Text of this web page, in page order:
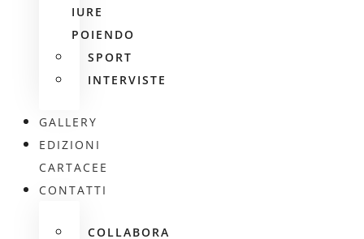
IURE
POIENDO
SPORT
INTERVISTE
GALLERY
EDIZIONI
CARTACEE
CONTATTI
COLLABORA